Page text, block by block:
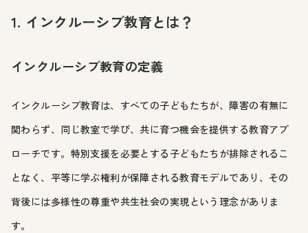
1. インクルーシブ教育とは？
インクルーシブ教育の定義
インクルーシブ教育は、すべての子どもたちが、障害の有無に
関わらず、同じ教室で学び、共に育つ機会を提供する教育アプ
ローチです。特別支援を必要とする子どもたちが排除されるこ
となく、平等に学ぶ権利が保障される教育モデルであり、その
背後には多様性の尊重や共生社会の実現という理念がありま
す。